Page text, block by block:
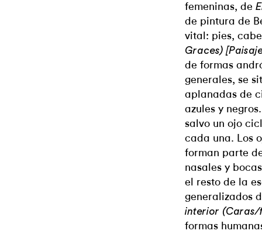
femeninas, de
de pintura de
vital: pies,
Graces)
de formas
generales, se
aplanadas de
azules y
salvo un ojo
cada una. Los
forman parte
nasales y
el resto de la
generalizados
interior
formas